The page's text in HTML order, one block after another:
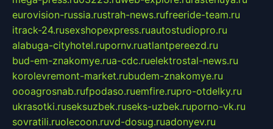
eurovision-russia.rustrah-news.rufreeride-team.ru
itrack-24.rusexshopexpress.ruautostudiopro.ru
alabuga-cityhotel.rupornv.ruatlantpereezd.ru
bud-em-znakomye.rua-cdc.ruelektrostal-news.ru
korolevremont-market.rubudem-znakomye.ru
oooagrosnab.rufpodaso.ruemfire.rupro-otdelky.ru
ukrasotki.ruseksuzbek.ruseks-uzbek.ruporno-vk.ru
sovratili.ruolecoon.ruvd-dosug.ruadonyev.ru